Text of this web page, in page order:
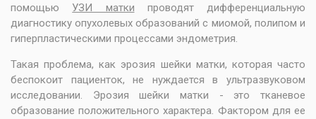
помощью УЗИ матки проводят дифференциальную
диагностику опухолевых образований с миомой, полипом и
гиперпластическими процессами эндометрия.
Такая проблема, как эрозия шейки матки, которая часто
беспокоит пациенток, не нуждается в ультразвуковом
исследовании. Эрозия шейки матки - это тканевое
образование положительного характера. Фактором для ее